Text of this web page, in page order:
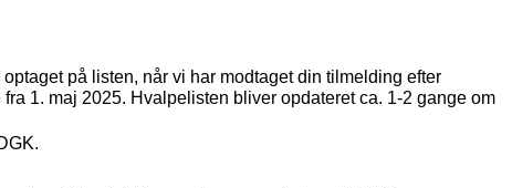
på listen, når vi har modtaget din tilmelding efter
1. maj 2025. Hvalpelisten bliver opdateret ca. 1-2 gange om